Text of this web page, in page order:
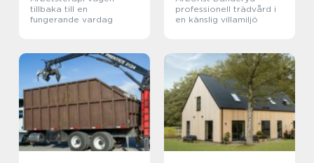
tillbaka till en
fungerande vardag
professionell trädvård i
en känslig villamiljö